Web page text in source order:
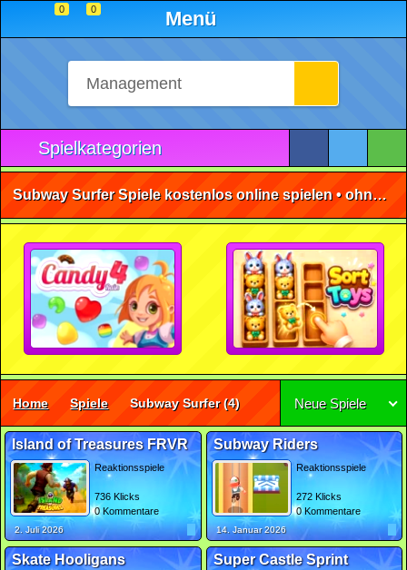
0 0 Menü
Spielkategorien
Subway Surfer Spiele kostenlos online spielen • ohne Anmeldung 🕹️
Home Spiele Subway Surfer(4) Neue Spiele
Island of Treasures FRVR
Reaktionsspiele
736 Klicks
0 Kommentare
2. Juli 2026
Subway Riders
Reaktionsspiele
272 Klicks
0 Kommentare
14. Januar 2026
Skate Hooligans Super Castle Sprint